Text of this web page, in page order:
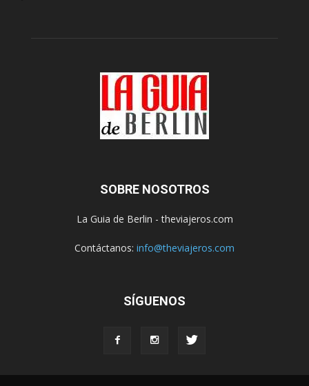
SOBRE NOSOTROS
La Guia de Berlin - theviajeros.com
Contáctanos: info@theviajeros.com
SÍGUENOS